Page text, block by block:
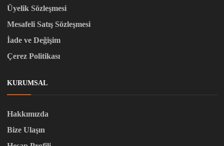
Üyelik Sözleşmesi
Mesafeli Satış Sözleşmesi
İade ve Değişim
Çerez Politikası
KURUMSAL
Hakkımızda
Bize Ulaşın